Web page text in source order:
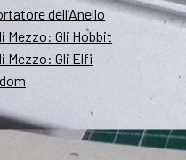
dell’Anello
Mezzo: Gli Hobbit
Mezzo: Gli Elfi